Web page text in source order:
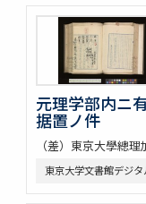
元理学部内ニ
据置ノ件
（差）東京大學總
東京大学文書館デジ